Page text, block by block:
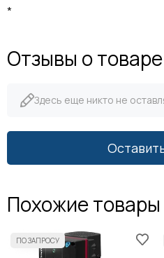
*
Отзывы о товаре
Здесь еще никто не
Похожие товары